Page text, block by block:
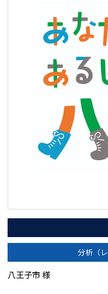
分析（
八王子市 様